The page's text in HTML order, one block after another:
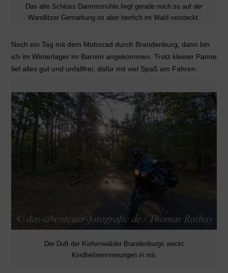
Das alte Schloss Dammsmühle liegt gerade noch so auf der
Wandlitzer Gemarkung ist aber herrlich im Wald versteckt.
Noch ein Tag mit dem Motorrad durch Brandenburg, dann bin
ich im Winterlager im Barnim angekommen. Trotz kleiner Panne
lief alles gut und unfallfrei, dafür mit viel Spaß am Fahren.
Der Duft der Kiefernwälder Brandenburgs weckt
Kindheitserinnerungen in mir.